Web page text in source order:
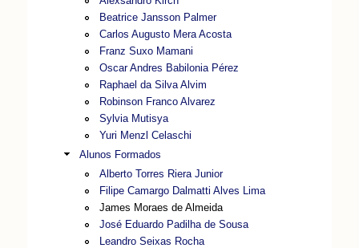
Beatrice Jansson Palmer
Carlos Augusto Mera Acosta
Franz Suxo Mamani
Oscar Andres Babilonia Pérez
Raphael da Silva Alvim
Robinson Franco Alvarez
Sylvia Mutisya
Yuri Menzl Celaschi
Alunos Formados
Alberto Torres Riera Junior
Filipe Camargo Dalmatti Alves Lima
James Moraes de Almeida
José Eduardo Padilha de Sousa
Leandro Seixas Rocha